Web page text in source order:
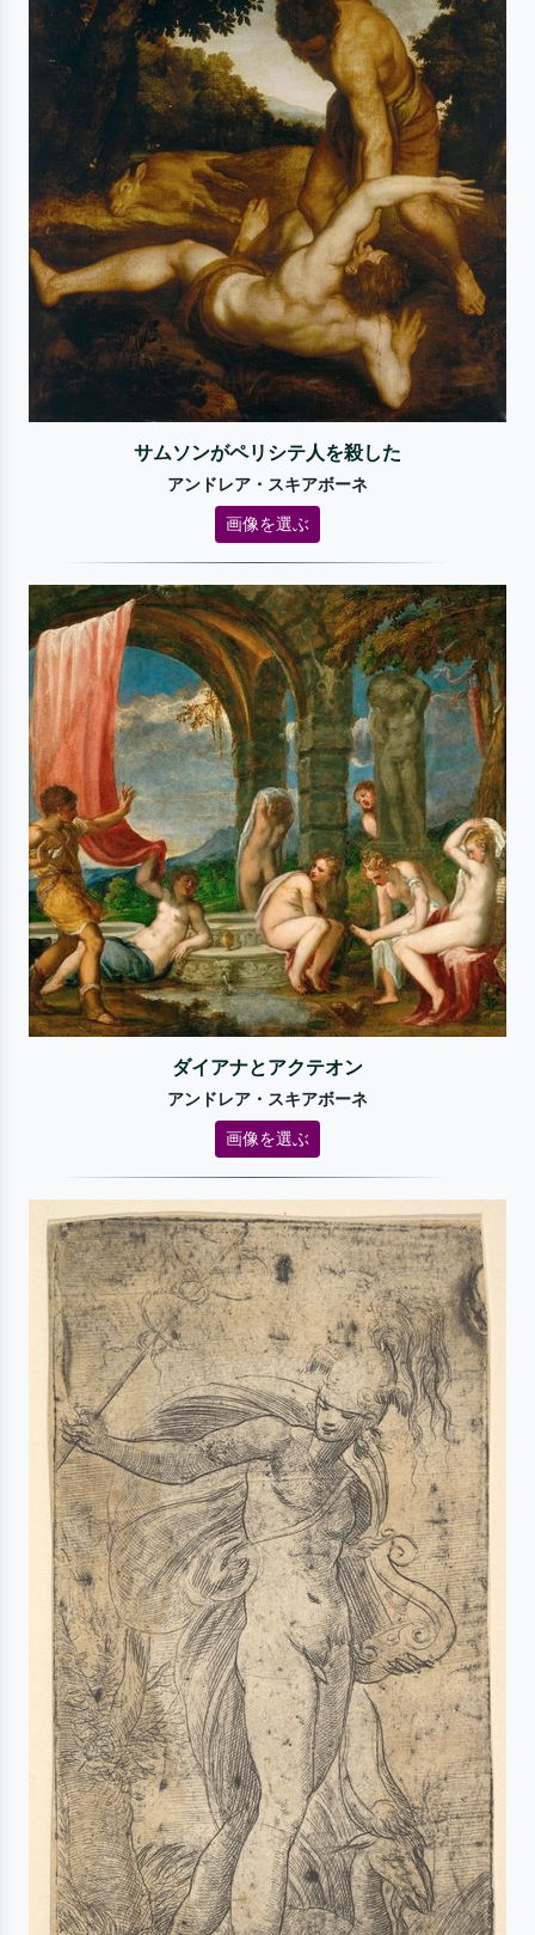
サムソンがペリシテ人を殺した
アンドレア・スキアボーネ
画像を選ぶ
ダイアナとアクテオン
アンドレア・スキアボーネ
画像を選ぶ